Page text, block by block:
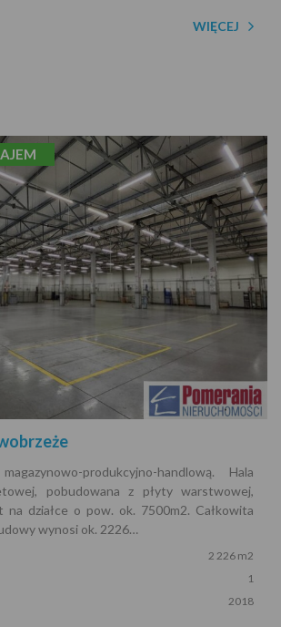
WIĘCEJ
produkcyjno-handlową. Hala
pobudowana z płyty warstwowej,
na działce o pow. ok. 7500m2. Całkowita
wynosi ok. 2226…
2 226 m2
1
2018